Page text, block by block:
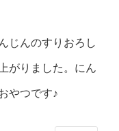
じんのすりおろし
がりました。にん
やつです♪